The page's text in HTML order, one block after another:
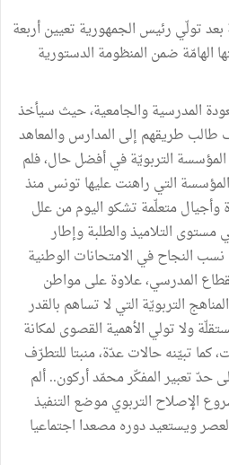
بعد تولّي رئيس الجمهورية تعيين أربعة
الهامّة ضمن المنظومة الدستورية
المدرسية والجامعية، حيث سيأخذ
من مليوني تلميذ و260 ألف طالب طريقهم إلى المدارس والمعاهد
التربويّة في أفضل حال، فلم
التي راهنت عليها تونس منذ
وأجيال متعلّمة تشكو اليوم من علل
التلاميذ والطلبة وإطار
النجاح في الامتحانات الوطنية
المدرسي، علاوة على مواطن
التربويّة التي لا تساهم بالقدر
ولا تولي الأهمية القصوى لمكانة
كما تبيّنه حالات عدّة، منبتا للتطرّف
تعبير المفكّر محمّد أركون.. ألم
الإصلاح التربوي موضع التنفيذ
ويستعيد دوره مصعدا اجتماعيا